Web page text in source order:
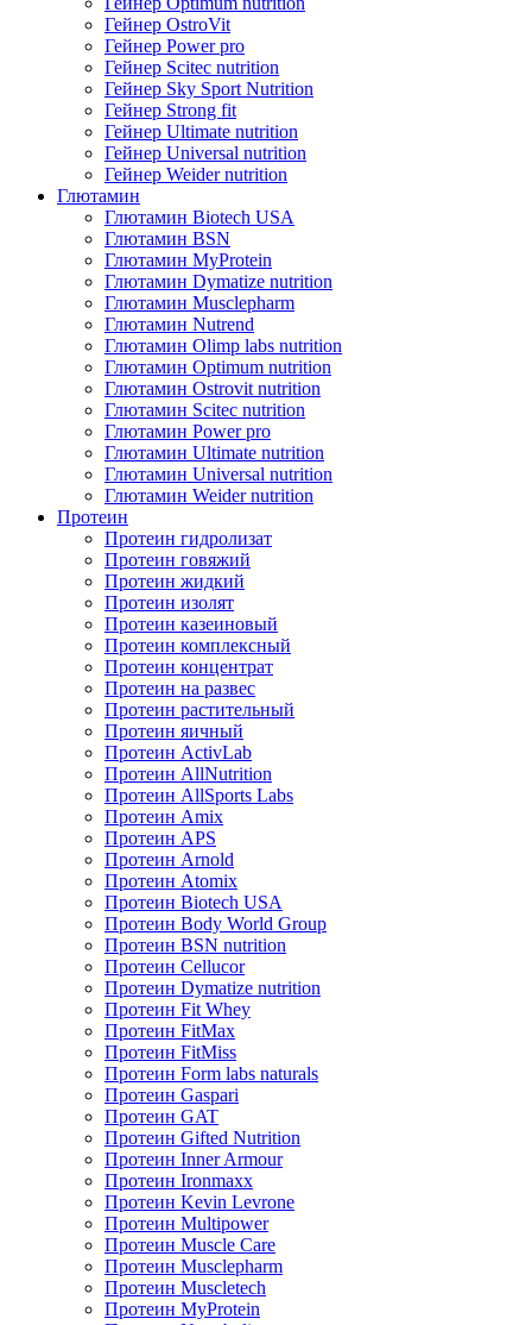
Гейнер OstroVit
Гейнер Power pro
Гейнер Scitec nutrition
Гейнер Sky Sport Nutrition
Гейнер Strong fit
Гейнер Ultimate nutrition
Гейнер Universal nutrition
Гейнер Weider nutrition
Глютамин
Глютамин Biotech USA
Глютамин BSN
Глютамин MyProtein
Глютамин Dymatize nutrition
Глютамин Musclepharm
Глютамин Nutrend
Глютамин Olimp labs nutrition
Глютамин Optimum nutrition
Глютамин Ostrovit nutrition
Глютамин Scitec nutrition
Глютамин Power pro
Глютамин Ultimate nutrition
Глютамин Universal nutrition
Глютамин Weider nutrition
Протеин
Протеин гидролизат
Протеин говяжий
Протеин жидкий
Протеин изолят
Протеин казеиновый
Протеин комплексный
Протеин концентрат
Протеин на развес
Протеин растительный
Протеин яичный
Протеин ActivLab
Протеин AllNutrition
Протеин AllSports Labs
Протеин Amix
Протеин APS
Протеин Arnold
Протеин Atomix
Протеин Biotech USA
Протеин Body World Group
Протеин BSN nutrition
Протеин Cellucor
Протеин Dymatize nutrition
Протеин Fit Whey
Протеин FitMax
Протеин FitMiss
Протеин Form labs naturals
Протеин Gaspari
Протеин GAT
Протеин Gifted Nutrition
Протеин Inner Armour
Протеин Ironmaxx
Протеин Kevin Levrone
Протеин Multipower
Протеин Muscle Care
Протеин Musclepharm
Протеин Muscletech
Протеин MyProtein